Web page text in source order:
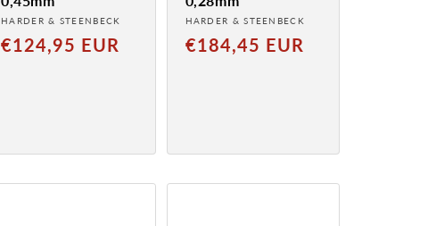
Anbieter:
HARDER & STEENBECK
Normaler
€124,95 EUR
Anbieter:
HARDER & STEENBECK
Normaler
€184,45 EUR